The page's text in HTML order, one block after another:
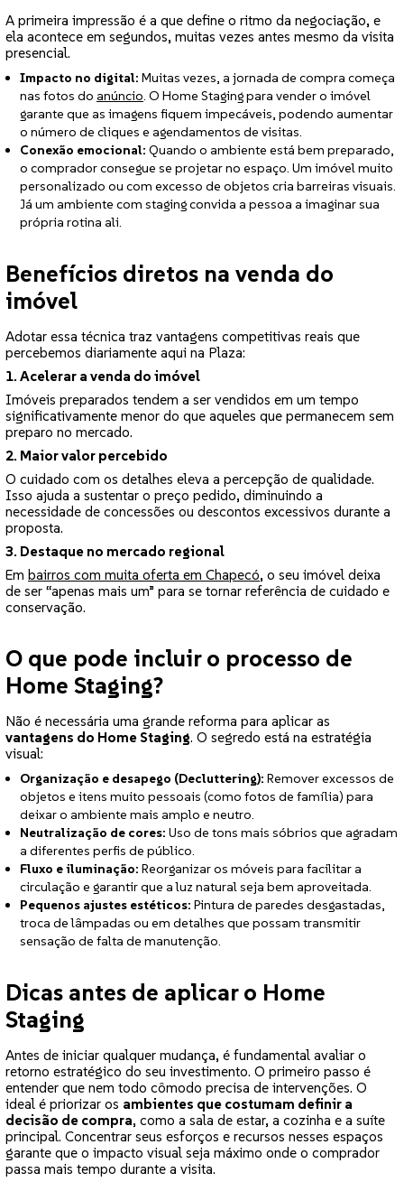
A primeira impressão é a que define o ritmo da negociação, e
ela acontece em segundos, muitas vezes antes mesmo da visita
presencial.
Impacto no digital: Muitas vezes, a jornada de compra começa
nas fotos do anúncio. O Home Staging para vender o imóvel
garante que as imagens fiquem impecáveis, podendo aumentar
o número de cliques e agendamentos de visitas.
Conexão emocional: Quando o ambiente está bem preparado,
o comprador consegue se projetar no espaço. Um imóvel muito
personalizado ou com excesso de objetos cria barreiras visuais.
Já um ambiente com staging convida a pessoa a imaginar sua
própria rotina ali.
Benefícios diretos na venda do
imóvel
Adotar essa técnica traz vantagens competitivas reais que
percebemos diariamente aqui na Plaza:
1. Acelerar a venda do imóvel
Imóveis preparados tendem a ser vendidos em um tempo
significativamente menor do que aqueles que permanecem sem
preparo no mercado.
2. Maior valor percebido
O cuidado com os detalhes eleva a percepção de qualidade.
Isso ajuda a sustentar o preço pedido, diminuindo a
necessidade de concessões ou descontos excessivos durante a
proposta.
3. Destaque no mercado regional
Em bairros com muita oferta em Chapecó, o seu imóvel deixa
de ser “apenas mais um” para se tornar referência de cuidado e
conservação.
O que pode incluir o processo de
Home Staging?
Não é necessária uma grande reforma para aplicar as
vantagens do Home Staging. O segredo está na estratégia
visual:
Organização e desapego (Decluttering): Remover excessos de
objetos e itens muito pessoais (como fotos de família) para
deixar o ambiente mais amplo e neutro.
Neutralização de cores: Uso de tons mais sóbrios que agradam
a diferentes perfis de público.
Fluxo e iluminação: Reorganizar os móveis para facilitar a
circulação e garantir que a luz natural seja bem aproveitada.
Pequenos ajustes estéticos: Pintura de paredes desgastadas,
troca de lâmpadas ou em detalhes que possam transmitir
sensação de falta de manutenção.
Dicas antes de aplicar o Home
Staging
Antes de iniciar qualquer mudança, é fundamental avaliar o
retorno estratégico do seu investimento. O primeiro passo é
entender que nem todo cômodo precisa de intervenções. O
ideal é priorizar os ambientes que costumam definir a
decisão de compra, como a sala de estar, a cozinha e a suíte
principal. Concentrar seus esforços e recursos nesses espaços
garante que o impacto visual seja máximo onde o comprador
passa mais tempo durante a visita.